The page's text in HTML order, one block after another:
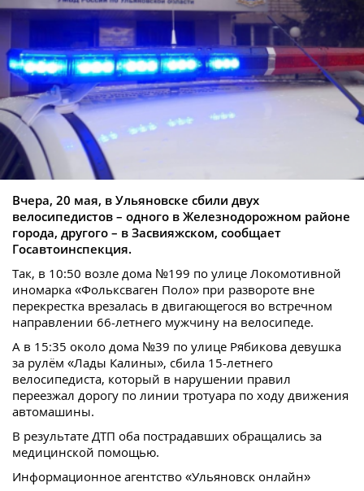
Вчера, 20 мая, в Ульяновске сбили двух
велосипедистов – одного в Железнодорожном районе
города, другого – в Засвияжском, сообщает
Госавтоинспекция.
Так, в 10:50 возле дома №199 по улице Локомотивной
иномарка «Фольксваген Поло» при развороте вне
перекрестка врезалась в двигающегося во встречном
направлении 66-летнего мужчину на велосипеде.
А в 15:35 около дома №39 по улице Рябикова девушка
за рулём «Лады Калины», сбила 15-летнего
велосипедиста, который в нарушении правил
переезжал дорогу по линии тротуара по ходу движения
автомашины.
В результате ДТП оба пострадавших обращались за
медицинской помощью.
Информационное агентство «Ульяновск онлайн»